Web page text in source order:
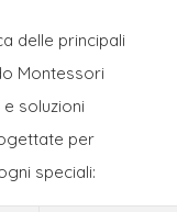
delle principali
Montessori
soluzioni
per
speciali: